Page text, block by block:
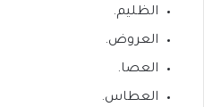
الظليم.
العروض.
العصا.
العطاس.